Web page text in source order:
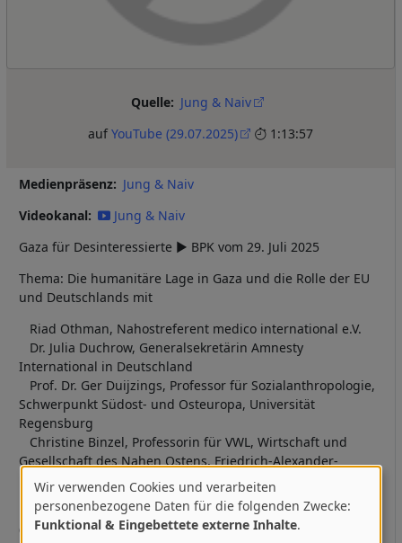
Quelle
Jung & Naiv
aufYouTube (29.07.2025) 1:13:57
Medienpräsenz
Jung & Naiv
Videokanal
Jung & Naiv
Gaza für Desinteressierte ► BPK vom 29. Juli 2025
Thema: Die humanitäre Lage in Gaza und die Rolle der EU
und Deutschlands mit
Riad Othman, Nahostreferent medico international e.V.
Dr. Julia Duchrow, Generalsekretärin Amnesty
International in Deutschland
Prof. Dr. Ger Duijzings, Professor für Sozialanthropologie,
Schwerpunkt Südost- und Osteuropa, Universität
Regensburg
Christine Binzel, Professorin für VWL, Wirtschaft und
Gesellschaft des Nahen Ostens, Friedrich-Alexander-
Universität Erlangen-Nürnberg
00:00 Intro
Verwendung
von
Wir verwenden Cookies und verarbeiten
personenbezogene Daten für die folgenden Zwecke:
Funktional & Eingebettete externe Inhalte.